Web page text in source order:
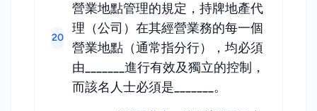
20
營業地點管理的規定，持牌地產代
理（公司）在其經營業務的每一個
營業地點（通常指分行），均必須
由_______進行有效及獨立的控制，
而該名人士必須是_______。